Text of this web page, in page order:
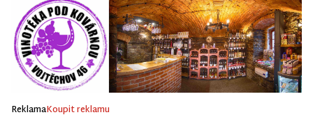
ReklamaKoupit reklamu